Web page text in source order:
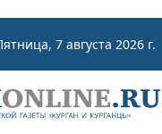
7 августа 2026 г.